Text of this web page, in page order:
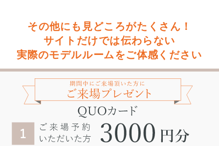
その他にも見どころがたくさん！
サイトだけでは伝わらない
実際のモデルルームをご体感ください